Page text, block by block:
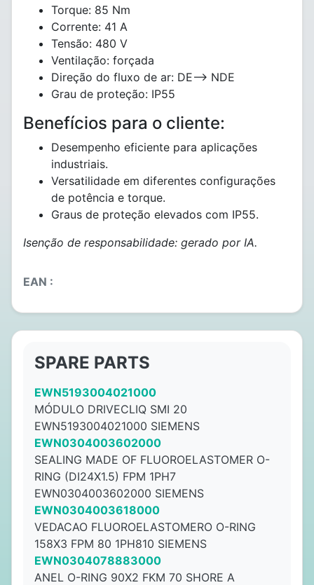
Torque: 85 Nm
Corrente: 41 A
Tensão: 480 V
Ventilação: forçada
Direção do fluxo de ar: DE--> NDE
Grau de proteção: IP55
Benefícios para o cliente:
Desempenho eficiente para aplicações
industriais.
Versatilidade em diferentes configurações
de potência e torque.
Graus de proteção elevados com IP55.
Isenção de responsabilidade: gerado por IA.
EAN :
SPARE PARTS
EWN5193004021000
MÓDULO DRIVECLIQ SMI 20
EWN5193004021000 SIEMENS
EWN0304003602000
SEALING MADE OF FLUOROELASTOMER O-
RING (DI24X1.5) FPM 1PH7
EWN0304003602000 SIEMENS
EWN0304003618000
VEDACAO FLUOROELASTOMERO O-RING
158X3 FPM 80 1PH810 SIEMENS
EWN0304078883000
ANEL O-RING 90X2 FKM 70 SHORE A